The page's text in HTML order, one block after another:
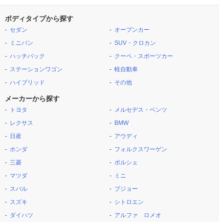
ボディタイプから探す
セダン
ミニバン
ハッチバック
ステーションワゴン
ハイブリッド
オープンカー
SUV・クロカン
クーペ・スポーツカー
軽自動車
その他
メーカーから探す
トヨタ
レクサス
日産
ホンダ
三菱
マツダ
スバル
スズキ
ダイハツ
メルセデス・ベンツ
BMW
アウディ
フォルクスワーゲン
ポルシェ
ミニ
プジョー
シトロエン
アルファ ロメオ